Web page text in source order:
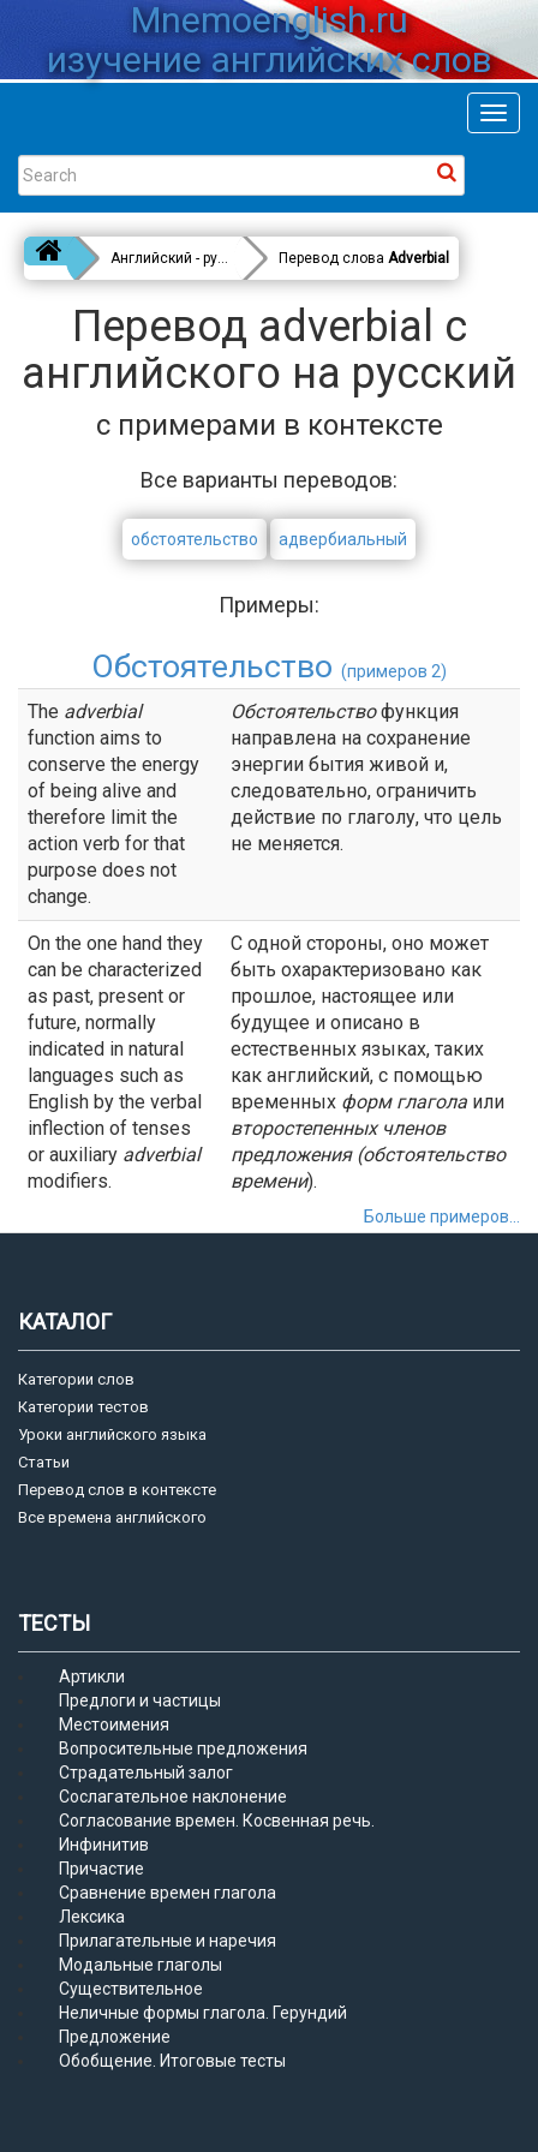
Mnemoenglish.ru
изучение английских слов
Английский - русский Перевод слова Adverbial
Перевод adverbial с
английского на русский
с примерами в контексте
Все варианты переводов:
обстоятельство адвербиальный
Примеры:
Обстоятельство (примеров 2)
The adverbial
function aims to
conserve the energy
of being alive and
therefore limit the
action verb for that
purpose does not
change.
Обстоятельствофункция
направлена на сохранение
энергии бытия живой и,
следовательно, ограничить
действие по глаголу, что цель
не меняется.
On the one hand they
can be characterized
as past, present or
future, normally
indicated in natural
languages such as
English by the verbal
inflection of tenses
or auxiliary adverbial
modifiers.
С одной стороны, оно может
быть охарактеризовано как
прошлое, настоящее или
будущее и описано в
естественных языках, таких
как английский, с помощью
временных форм глагола или
второстепенных членов
предложения (обстоятельство
времени).
Больше примеров...
КАТАЛОГ
Категории слов
Категории тестов
Уроки английского языка
Статьи
Перевод слов в контексте
Все времена английского
ТЕСТЫ
Артикли
Предлоги и частицы
Местоимения
Вопросительные предложения
Страдательный залог
Сослагательное наклонение
Согласование времен. Косвенная речь.
Инфинитив
Причастие
Сравнение времен глагола
Лексика
Прилагательные и наречия
Модальные глаголы
Существительное
Неличные формы глагола. Герундий
Предложение
Обобщение. Итоговые тесты